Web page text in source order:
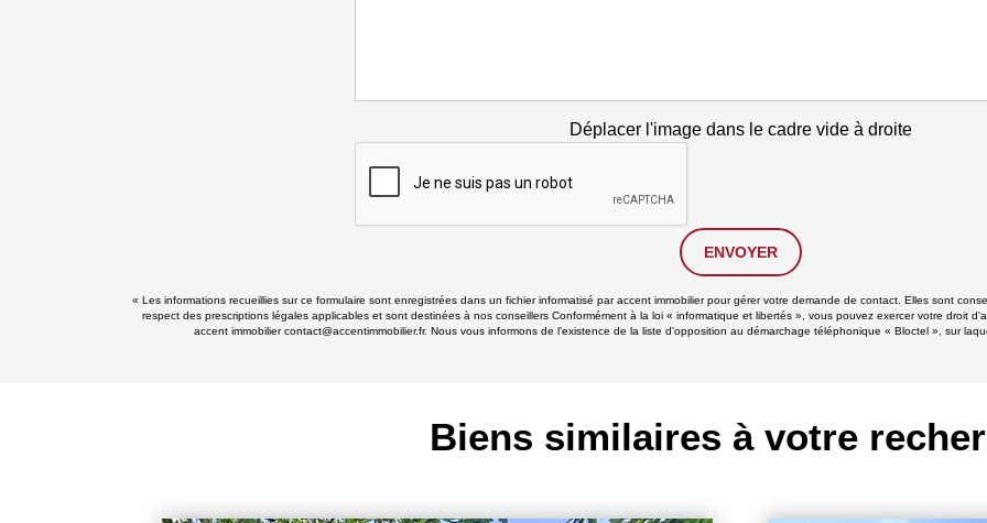
Déplacer l'image dans le cadre vide à droite
ENVOYER
« Les informations recueillies sur ce formulaire sont enregistrées dans un fichier informatisé par accent immobilier pour gérer votre demande de contact. Elles sont
respect des prescriptions légales applicables et sont destinées à nos conseillers Conformément à la loi « informatique et libertés », vous pouvez exercer votre droit
accent immobilier contact@accentimmobilier.fr. Nous vous informons de l’existence de la liste d'opposition au démarchage téléphonique « Bloctel », sur
Biens similaires à votre